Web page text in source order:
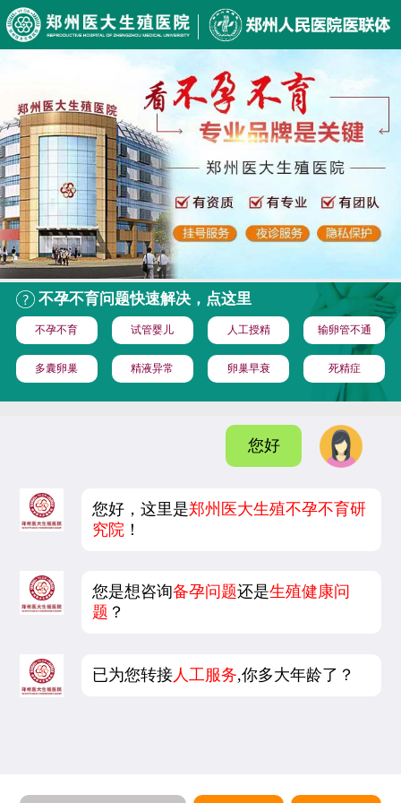
不孕不育问题快速解决，点这里
不孕不育 试管婴儿 人工授精 输卵管不通
多囊卵巢 精液异常 卵巢早衰 死精症
您好
您好，这里是郑州医大生殖不孕不育研
究院 ！
您是想咨询备孕问题还是生殖健康问
题 ？
已为您转接 人工服务,你多大年龄了？